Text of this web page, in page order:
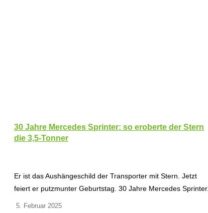
30 Jahre Mercedes Sprinter: so eroberte der Stern
die 3,5-Tonner
Er ist das Aushängeschild der Transporter mit Stern. Jetzt
feiert er putzmunter Geburtstag. 30 Jahre Mercedes Sprinter.
5. Februar 2025